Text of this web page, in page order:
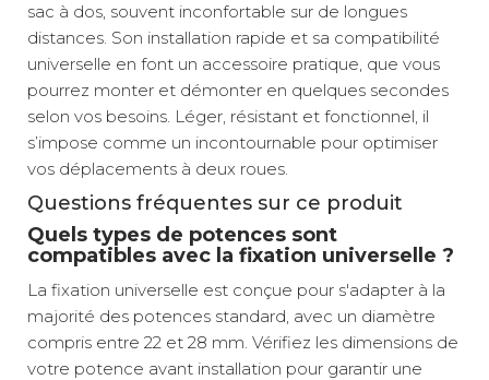
sac à dos, souvent inconfortable sur de longues
distances. Son installation rapide et sa compatibilité
universelle en font un accessoire pratique, que vous
pourrez monter et démonter en quelques secondes
selon vos besoins. Léger, résistant et fonctionnel, il
s’impose comme un incontournable pour optimiser
vos déplacements à deux roues.
Questions fréquentes sur ce produit
Quels types de potences sont
compatibles avec la fixation universelle ?
La fixation universelle est conçue pour s'adapter à la
majorité des potences standard, avec un diamètre
compris entre 22 et 28 mm. Vérifiez les dimensions de
votre potence avant installation pour garantir une